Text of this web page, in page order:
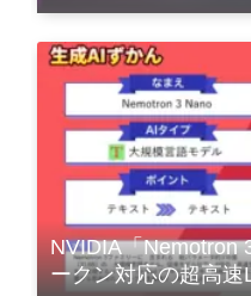
NVIDIA「Nemotron
ークン対応の超高速